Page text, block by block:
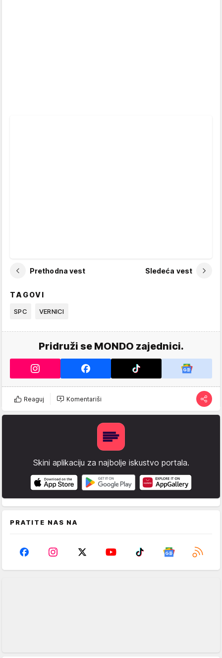
Prethodna vest Sledeća vest
TAGOVI
SPC VERNICI
Pridruži se MONDO zajednici.
Reaguj Komentariši
Skini aplikaciju za najbolje iskustvo portala.
PRATITE NAS NA